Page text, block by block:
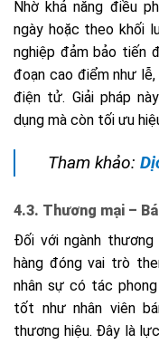
Nhờ khả năng điều
ngày hoặc theo khối
nghiệp đảm bảo tiến
đoạn cao điểm như
điện tử. Giải pháp
dụng mà còn tối ưu
Tham khảo:
4.3. Thương mại –
Đối với ngành
hàng đóng vai trò
nhân sự có tác
tốt như nhân viên
thương hiệu. Đây là